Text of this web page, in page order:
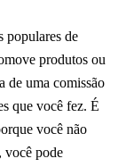
populares de
produtos ou
de uma comissão
que você fez. É
você não
você pode